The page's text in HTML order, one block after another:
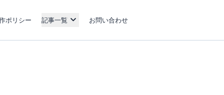
ポリシー 記事一覧 お問い合わせ